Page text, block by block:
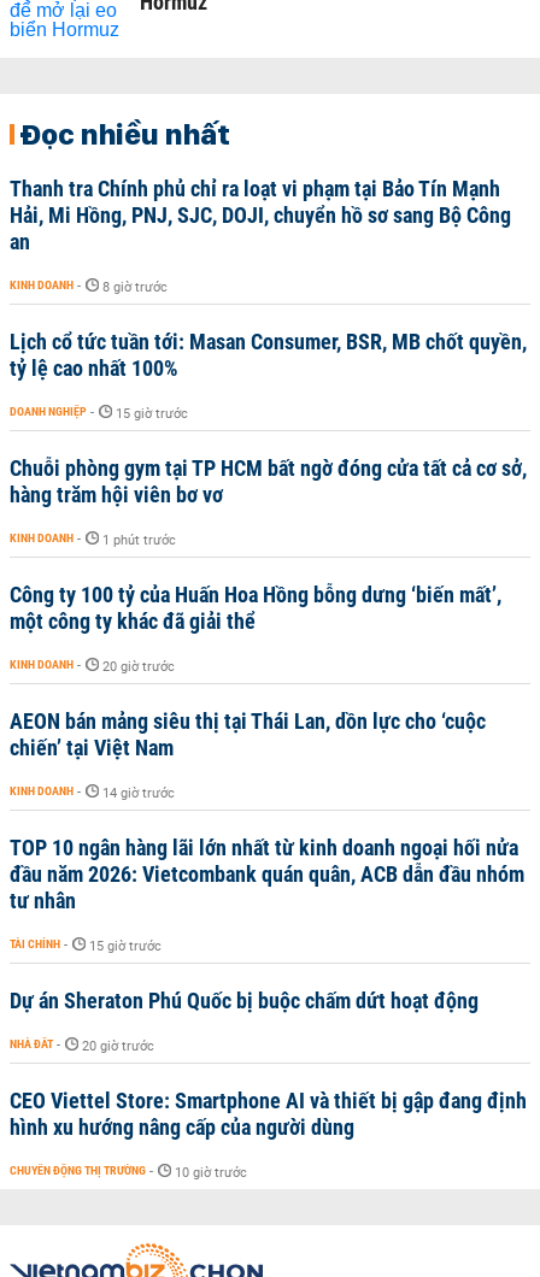
Đọc nhiều nhất
Thanh tra Chính phủ chỉ ra loạt vi phạm tại Bảo Tín Mạnh
Hải, Mi Hồng, PNJ, SJC, DOJI, chuyển hồ sơ sang Bộ Công
an
KINH DOANH - 8 giờ trước
Lịch cổ tức tuần tới: Masan Consumer, BSR, MB chốt quyền,
tỷ lệ cao nhất 100%
DOANH NGHIỆP - 15 giờ trước
Chuỗi phòng gym tại TP HCM bất ngờ đóng cửa tất cả cơ sở,
hàng trăm hội viên bơ vơ
KINH DOANH - 1 phút trước
Công ty 100 tỷ của Huấn Hoa Hồng bỗng dưng ‘biến mất’,
một công ty khác đã giải thể
KINH DOANH - 20 giờ trước
AEON bán mảng siêu thị tại Thái Lan, dồn lực cho ‘cuộc
chiến’ tại Việt Nam
KINH DOANH - 14 giờ trước
TOP 10 ngân hàng lãi lớn nhất từ kinh doanh ngoại hối nửa
đầu năm 2026: Vietcombank quán quân, ACB dẫn đầu nhóm
tư nhân
TÀI CHÍNH - 15 giờ trước
Dự án Sheraton Phú Quốc bị buộc chấm dứt hoạt động
NHÀ ĐẤT - 20 giờ trước
CEO Viettel Store: Smartphone AI và thiết bị gập đang định
hình xu hướng nâng cấp của người dùng
CHUYỂN ĐỘNG THỊ TRƯỜNG - 10 giờ trước